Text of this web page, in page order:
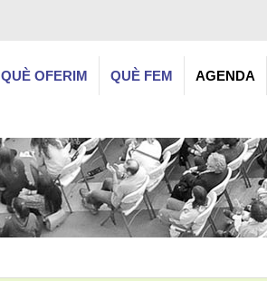
QUÈ OFERIM QUÈ FEM AGENDA